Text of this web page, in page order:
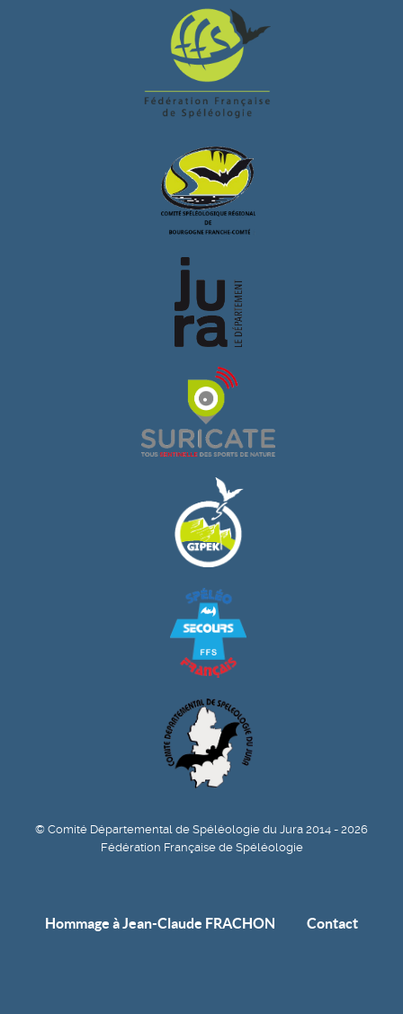
© Comité Départemental de Spéléologie du Jura 2014 - 2026
Fédération Française de Spéléologie
Hommage à Jean-Claude FRACHON Contact